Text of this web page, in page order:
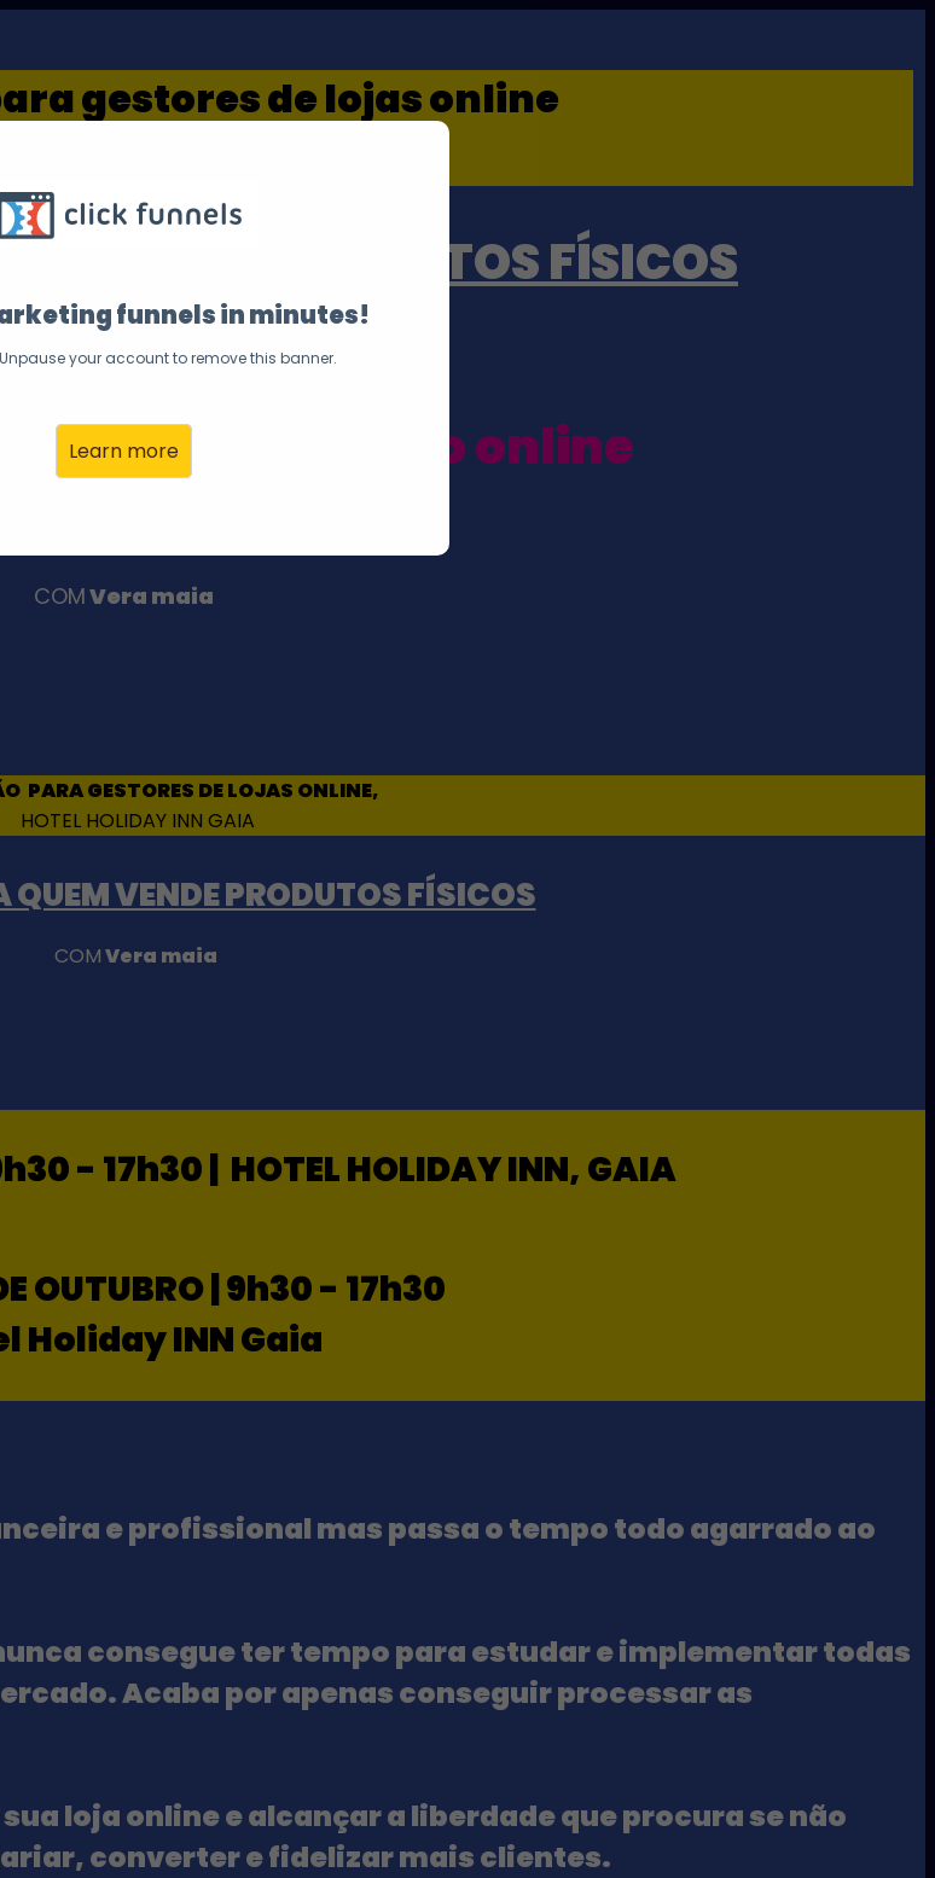
funnels in minutes!
your account to remove this banner.
Learn more
gestores de lojas online
VENDE PRODUTOS FÍSICOS
do seu negócio online
COMVera maia
PARA GESTORES DE LOJAS ONLINE,
HOTEL HOLIDAY INN GAIA
VENDE PRODUTOS FÍSICOS
COMVera maia
- 17h30| HOTEL HOLIDAY INN, GAIA
OUTUBRO|9h30 - 17h30
Holiday INN Gaia
e profissional mas passa o tempo todo agarrado ao
consegue ter tempo para estudar e implementar todas
Acaba por apenas conseguir processar as
loja online e alcançar a liberdade que procurase não
converter e fidelizar mais clientes.